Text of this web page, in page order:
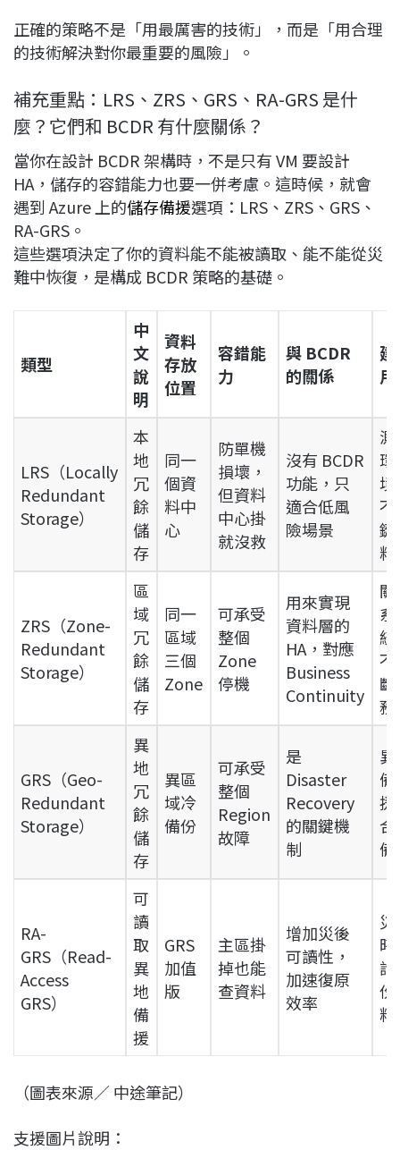
正確的策略不是「用最厲害的技術」，而是「用合理
的技術解決對你最重要的風險」。
補充重點：LRS、ZRS、GRS、RA-GRS 是什
麼？它們和 BCDR 有什麼關係？
當你在設計 BCDR 架構時，不是只有 VM 要設計
HA，儲存的容錯能力也要一併考慮。這時候，就會
遇到 Azure 上的儲存備援選項：LRS、ZRS、GRS、
RA-GRS。
這些選項決定了你的資料能不能被讀取、能不能從災
難中恢復，是構成 BCDR 策略的基礎。
類型
中
文
說
明
資料
存放
位置
容錯能
力
與 BCDR
的關係
LRS（Locally
Redundant
Storage）
本
地
冗
餘
儲
存
同一
個資
料中
心
防單機
損壞，
但資料
中心掛
就沒救
沒有 BCDR
功能，只
適合低風
險場景
環
境
不
鍵
料
ZRS（Zone-
Redundant
Storage）
區
域
冗
餘
儲
存
同一
區域
三個
Zone
可承受
整個
Zone
停機
用來實現
資料層的
HA，對應
Business
Continuity
系
統
不
務
GRS（Geo-
Redundant
Storage）
異
地
冗
餘
儲
存
異區
域冷
備份
可承受
整個
Region
故障
是
Disaster
Recovery
的關鍵機
制
備
援
備
RA-
GRS（Read-
Access
GRS）
可
讀
取
異
地
備
援
GRS
加值
版
主區掛
掉也能
查資料
增加災後
可讀性，
加速復原
效率
份
料
（圖表來源／ 中途筆記）
支援圖片說明：